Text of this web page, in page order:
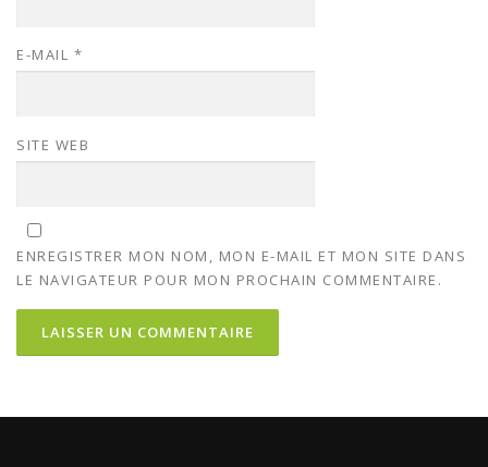
E-MAIL *
SITE WEB
ENREGISTRER MON NOM, MON E-MAIL ET MON SITE DANS
LE NAVIGATEUR POUR MON PROCHAIN COMMENTAIRE.